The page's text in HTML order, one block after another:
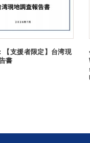
【支援者限定】台湾現
書